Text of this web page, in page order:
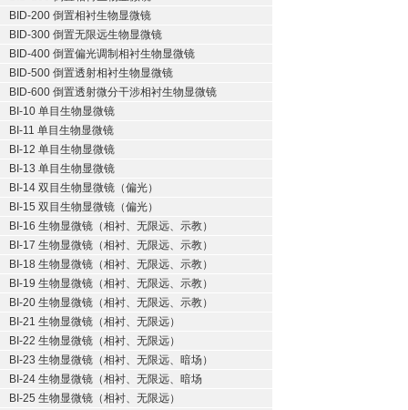
BID-200 倒置相衬生物显微镜
BID-300 倒置无限远生物显微镜
BID-400 倒置偏光调制相衬生物显微镜
BID-500 倒置透射相衬生物显微镜
BID-600 倒置透射微分干涉相衬生物显微镜
BI-10 单目生物显微镜
BI-11 单目生物显微镜
BI-12 单目生物显微镜
BI-13 单目生物显微镜
BI-14 双目生物显微镜（偏光）
BI-15 双目生物显微镜（偏光）
BI-16 生物显微镜（相衬、无限远、示教）
BI-17 生物显微镜（相衬、无限远、示教）
BI-18 生物显微镜（相衬、无限远、示教）
BI-19 生物显微镜（相衬、无限远、示教）
BI-20 生物显微镜（相衬、无限远、示教）
BI-21 生物显微镜（相衬、无限远）
BI-22 生物显微镜（相衬、无限远）
BI-23 生物显微镜（相衬、无限远、暗场）
BI-24 生物显微镜（相衬、无限远、暗场
BI-25 生物显微镜（相衬、无限远）